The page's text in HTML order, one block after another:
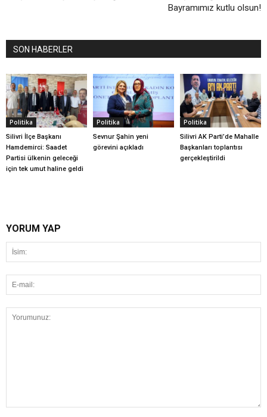
Bayramımız kutlu olsun!
SON HABERLER
Politika
Silivri İlçe Başkanı
Hamdemirci: Saadet
Partisi ülkenin geleceği
için tek umut haline geldi
Politika
Sevnur Şahin yeni
görevini açıkladı
Politika
Silivri AK Parti’de Mahalle
Başkanları toplantısı
gerçekleştirildi
YORUM YAP